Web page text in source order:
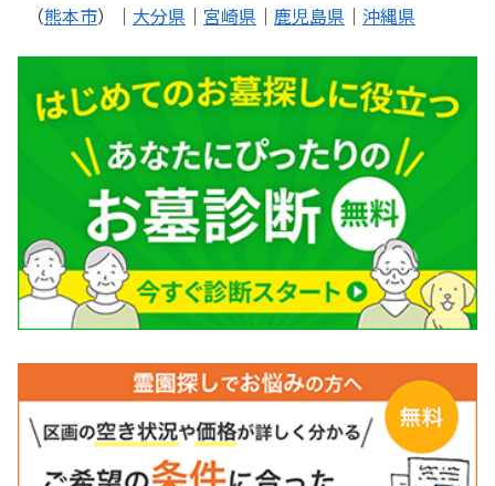
（熊本市）｜ 大分県 ｜ 宮崎県 ｜ 鹿児島県 ｜ 沖縄県